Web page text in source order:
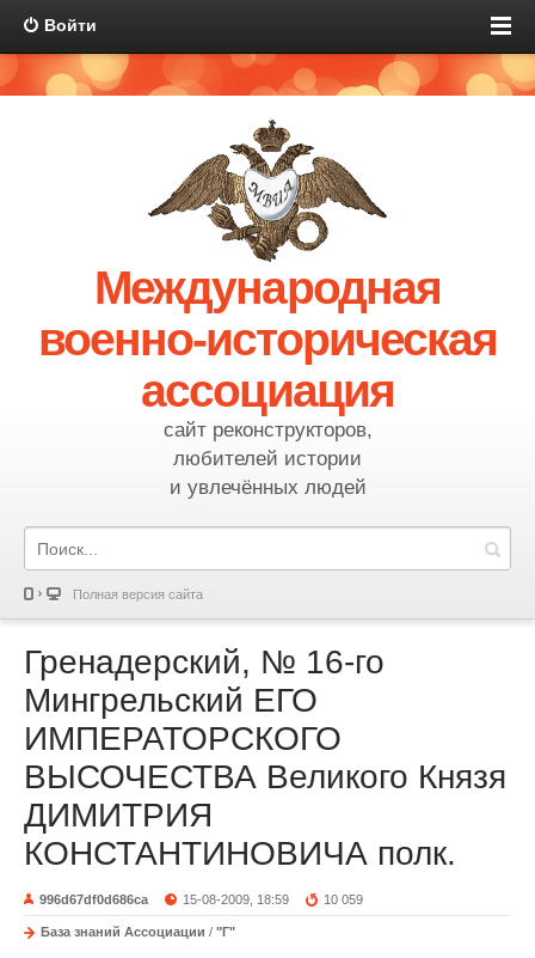
Войти
Международная
военно-историческая
ассоциация
сайт реконструкторов,
любителей истории
и увлечённых людей
Полная версия сайта
Гренадерский, № 16-го
Мингрельский ЕГО
ИМПЕРАТОРСКОГО
ВЫСОЧЕСТВА Великого Князя
ДИМИТРИЯ
КОНСТАНТИНОВИЧА полк.
996d67df0d686ca 15-08-2009, 18:59 10 059
База знаний Ассоциации / "Г"